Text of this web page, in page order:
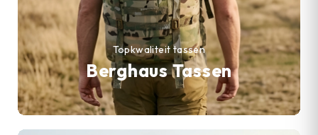
Berghaus Tassen
Topkwaliteit tassen